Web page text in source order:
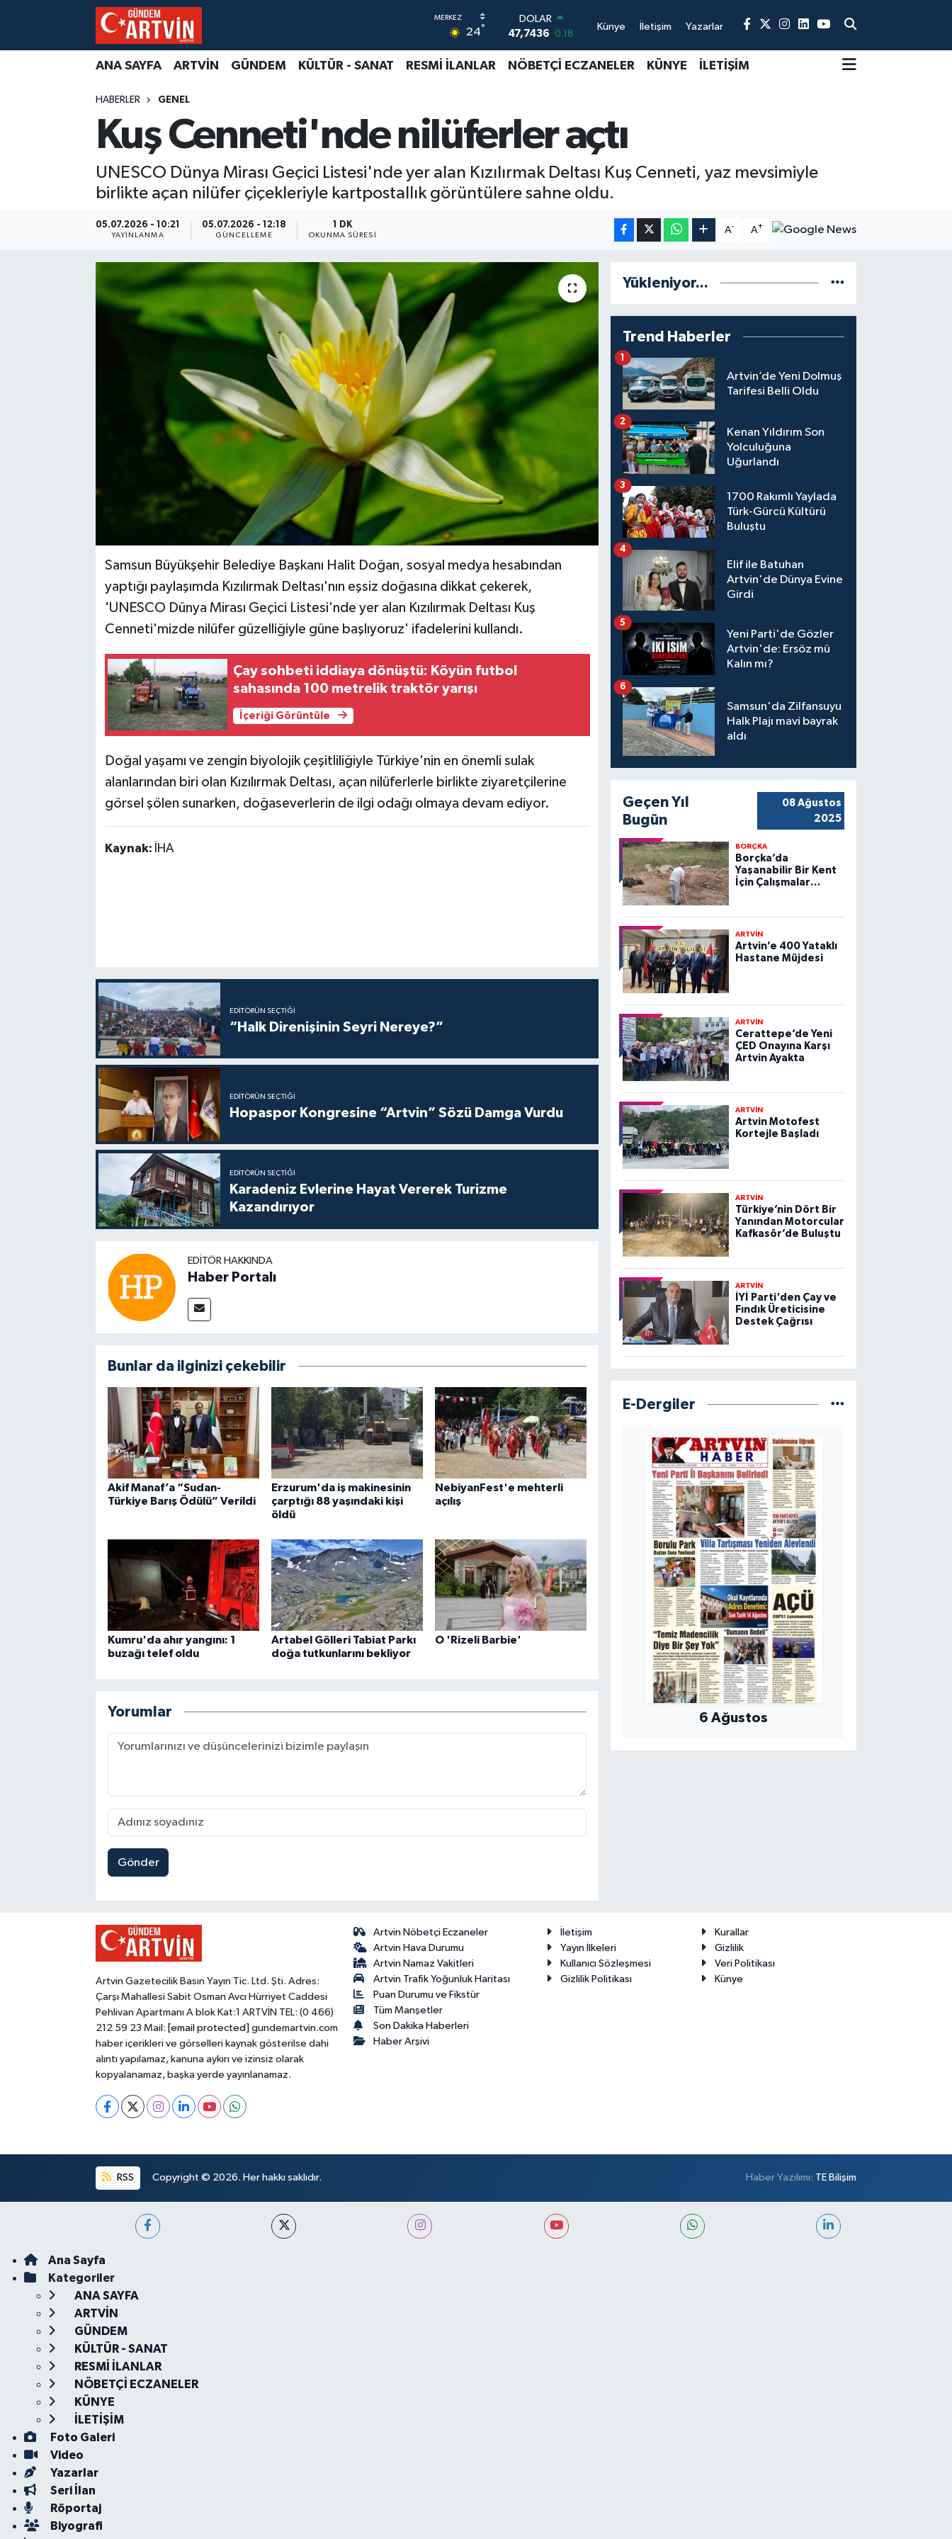
24°
DOLAR
47,7436 0.18
EURO
55,2510 0.32
6660.55
BİST100
13.779
BITCOIN
Künye İletişim Yazarlar
ANA SAYFA ARTVİN GÜNDEM KÜLTÜR - SANAT RESMİ İLANLAR NÖBETÇİ ECZANELER KÜNYE İLETİŞİM
HABERLER GENEL
Kuş Cenneti'nde nilüferler açtı
UNESCO Dünya Mirası Geçici Listesi'nde yer alan Kızılırmak Deltası Kuş Cenneti, yaz mevsimiyle
birlikte açan nilüfer çiçekleriyle kartpostallık görüntülere sahne oldu.
05.07.2026 - 10:21
YAYINLANMA
05.07.2026 - 12:18
GÜNCELLEME
1 DK
OKUNMA SÜRESI
A- A+
Samsun Büyükşehir Belediye Başkanı Halit Doğan, sosyal medya hesabından
yaptığı paylaşımda Kızılırmak Deltası'nın eşsiz doğasına dikkat çekerek,
'UNESCO Dünya Mirası Geçici Listesi'nde yer alan Kızılırmak Deltası Kuş
Cenneti'mizde nilüfer güzelliğiyle güne başlıyoruz' ifadelerini kullandı.
Çay sohbeti iddiaya dönüştü: Köyün futbol
sahasında 100 metrelik traktör yarışı
İçeriği Görüntüle
Doğal yaşamı ve zengin biyolojik çeşitliliğiyle Türkiye'nin en önemli sulak
alanlarından biri olan Kızılırmak Deltası, açan nilüferlerle birlikte ziyaretçilerine
görsel şölen sunarken, doğaseverlerin de ilgi odağı olmaya devam ediyor.
Kaynak: İHA
EDITÖRÜN SEÇTIĞI
“Halk Direnişinin Seyri Nereye?”
EDITÖRÜN SEÇTIĞI
Hopaspor Kongresine “Artvin” Sözü Damga Vurdu
EDITÖRÜN SEÇTIĞI
Karadeniz Evlerine Hayat Vererek Turizme
Kazandırıyor
EDITÖR HAKKINDA
Haber Portalı
Bunlar da ilginizi çekebilir
Akif Manaf’a “Sudan-
Türkiye Barış Ödülü” Verildi
Erzurum'da iş makinesinin
çarptığı 88 yaşındaki kişi
öldü
NebiyanFest'e mehterli
açılış
Kumru'da ahır yangını: 1
buzağı telef oldu
Artabel Gölleri Tabiat Parkı
doğa tutkunlarını bekliyor
O 'Rizeli Barbie'
Yorumlar
Gönder
Yükleniyor...
Trend Haberler
Artvin’de Yeni Dolmuş
Tarifesi Belli Oldu
1
Kenan Yıldırım Son
Yolculuğuna
Uğurlandı
2
1700 Rakımlı Yaylada
Türk-Gürcü Kültürü
Buluştu
3
Elif ile Batuhan
Artvin'de Dünya Evine
Girdi
4
Yeni Parti'de Gözler
Artvin'de: Ersöz mü
Kalın mı?
5
Samsun'da Zilfansuyu
Halk Plajı mavi bayrak
aldı
6
Geçen Yıl
Bugün
08 Ağustos
2025
BORÇKA
Borçka’da
Yaşanabilir Bir Kent
İçin Çalışmalar
ARTVİN
Artvin’e 400 Yataklı
Hastane Müjdesi
ARTVİN
Cerattepe’de Yeni
ÇED Onayına Karşı
Artvin Ayakta
ARTVİN
Artvin Motofest
Kortejle Başladı
ARTVİN
Türkiye’nin Dört Bir
Yanından Motorcular
Kafkasör’de Buluştu
ARTVİN
İYİ Parti'den Çay ve
Fındık Üreticisine
Destek Çağrısı
E-Dergiler
6 Ağustos
Artvin Gazetecilik Basın Yayın Tic. Ltd. Şti. Adres:
Çarşı Mahallesi Sabit Osman Avcı Hürriyet Caddesi
Pehlivan Apartmanı A blok Kat:1 ARTVİN TEL: (0 466)
212 59 23 Mail: [email protected] gundemartvin.com
haber içerikleri ve görselleri kaynak gösterilse dahi
alıntı yapılamaz, kanuna aykırı ve izinsiz olarak
kopyalanamaz, başka yerde yayınlanamaz.
Artvin Nöbetçi Eczaneler
Artvin Hava Durumu
Artvin Namaz Vakitleri
Artvin Trafik Yoğunluk Haritası
Puan Durumu ve Fikstür
Tüm Manşetler
Son Dakika Haberleri
Haber Arşivi
İletişim
Kurallar
Yayın İlkeleri
Gizlilik
Kullanıcı Sözleşmesi
Veri Politikası
Gizlilik Politikası
Künye
RSS Copyright © 2026. Her hakkı saklıdır. Haber Yazılımı: TE Bilişim
Ana Sayfa
Kategoriler
ANA SAYFA
ARTVİN
GÜNDEM
KÜLTÜR - SANAT
RESMİ İLANLAR
NÖBETÇİ ECZANELER
KÜNYE
İLETİŞİM
Foto Galeri
Video
Yazarlar
Seri İlan
Röportaj
Biyografi